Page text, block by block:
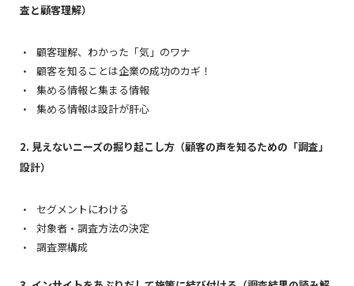
査と顧客理解）
顧客理解、わかった「気」のワナ
顧客を知ることは企業の成功のカギ！
集める情報と集まる情報
集める情報は設計が肝心
2. 見えないニーズの掘り起こし方（顧客の声を知るための「調査」
設計）
セグメントにわける
対象者・調査方法の決定
調査票構成